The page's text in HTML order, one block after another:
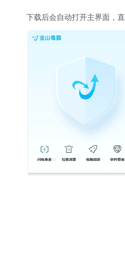
下载后会自动打开主界面，